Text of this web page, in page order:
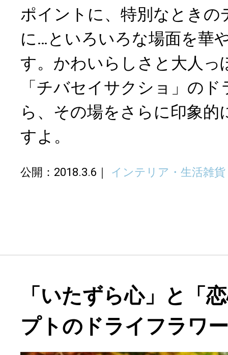
ポイントに、特別なときの
に…といろいろな場面を華
す。かわいらしさと大人っ
「チバセイサクショ」の
ら、その場をさらに印象
すよ。
公開：2018.3.6 インテリア・生活雑貨
「いたずら心」と「
プトのドライフラワー